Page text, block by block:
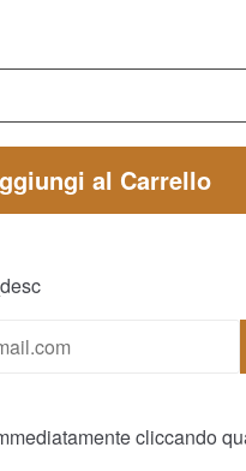
al Carrello
cliccando